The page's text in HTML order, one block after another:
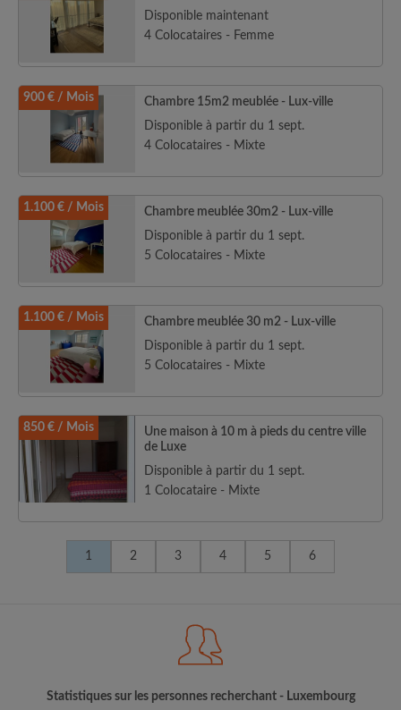
Disponible maintenant
4 Colocataires - Femme
900 € / Mois
Chambre 15m2 meublée - Lux-ville
Disponible à partir du 1 sept.
4 Colocataires - Mixte
1.100 € / Mois
Chambre meublée 30m2 - Lux-ville
Disponible à partir du 1 sept.
5 Colocataires - Mixte
1.100 € / Mois
Chambre meublée 30 m2 - Lux-ville
Disponible à partir du 1 sept.
5 Colocataires - Mixte
850 € / Mois
Une maison à 10 m à pieds du centre ville
de Luxe
Disponible à partir du 1 sept.
1 Colocataire - Mixte
1 2 3 4 5 6
Statistiques sur les personnes recherchant - Luxembourg